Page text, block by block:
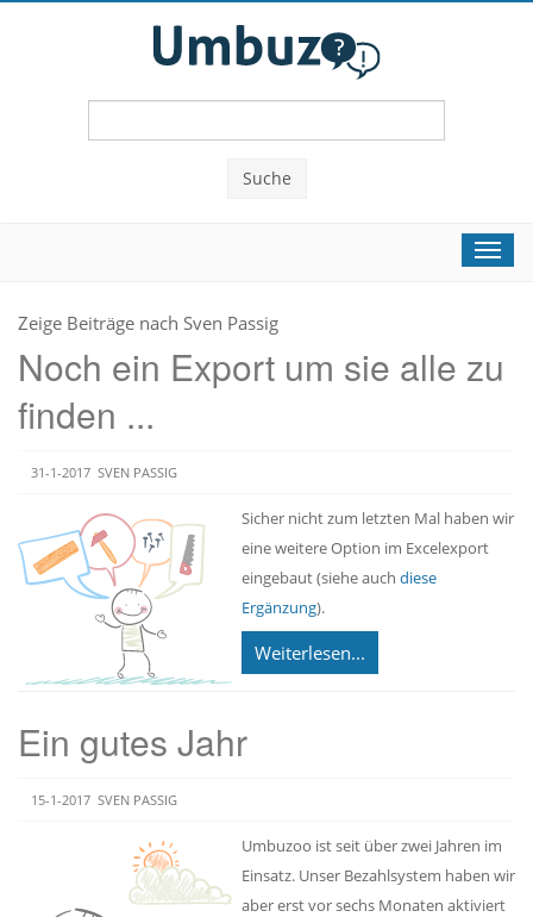
Suche
Zeige Beiträge nach Sven Passig
Noch ein Export um sie alle zu
finden ...
31-1-2017 SVEN PASSIG
Sicher nicht zum letzten Mal haben wir
eine weitere Option im Excelexport
eingebaut (siehe auch diese
Ergänzung).
Weiterlesen...
Ein gutes Jahr
15-1-2017 SVEN PASSIG
Umbuzoo ist seit über zwei Jahren im
Einsatz. Unser Bezahlsystem haben wir
aber erst vor sechs Monaten aktiviert